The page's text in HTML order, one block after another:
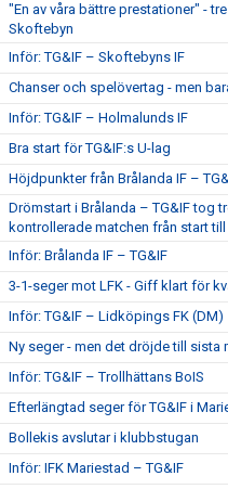
"En av våra bättre prestationer" -
Skoftebyn
Inför: TG&IF – Skoftebyns IF
Chanser och spelövertag - men
Inför: TG&IF – Holmalunds IF
Bra start för TG&IF:s U-lag
Höjdpunkter från Brålanda IF –
Drömstart i Brålanda – TG&IF tog
kontrollerade matchen från start till
Inför: Brålanda IF – TG&IF
3-1-seger mot LFK - Giff klart för
Inför: TG&IF – Lidköpings FK (DM)
Ny seger - men det dröjde till sista
Inför: TG&IF – Trollhättans BoIS
Efterlängtad seger för TG&IF i
Bollekis avslutar i klubbstugan
Inför: IFK Mariestad – TG&IF